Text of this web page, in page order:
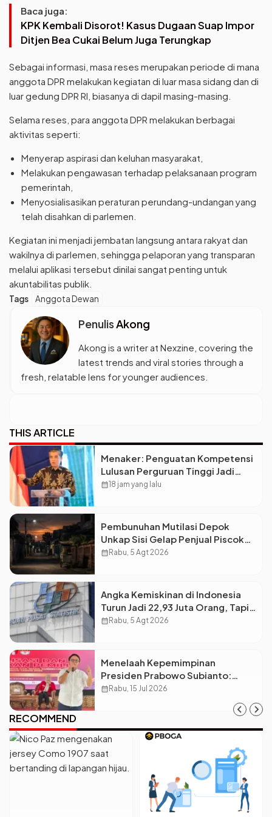
Baca juga:
KPK Kembali Disorot! Kasus Dugaan Suap Impor
Ditjen Bea Cukai Belum Juga Terungkap
Sebagai informasi, masa reses merupakan periode di mana
anggota DPR melakukan kegiatan di luar masa sidang dan di
luar gedung DPR RI, biasanya di dapil masing-masing.
Selama reses, para anggota DPR melakukan berbagai
aktivitas seperti:
Menyerap aspirasi dan keluhan masyarakat,
Melakukan pengawasan terhadap pelaksanaan program
pemerintah,
Menyosialisasikan peraturan perundang-undangan yang
telah disahkan di parlemen.
Kegiatan ini menjadi jembatan langsung antara rakyat dan
wakilnya di parlemen, sehingga pelaporan yang transparan
melalui aplikasi tersebut dinilai sangat penting untuk
akuntabilitas publik.
Tags Anggota Dewan
PenulisAkong
Akong is a writer at Nexzine, covering the
latest trends and viral stories through a
fresh, relatable lens for younger audiences.
THIS ARTICLE
Menaker: Penguatan Kompetensi
Lulusan Perguruan Tinggi Jadi
Kunci Menjawab Kebutuhan Dunia
calendar_month18 jam yang lalu
Pembunuhan Mutilasi Depok
Unkap Sisi Gelap Penjual Piscok
Berdarah Dingin
calendar_month Rabu, 5 Agt 2026
Angka Kemiskinan di Indonesia
Turun Jadi 22,93 Juta Orang, Tapi
Kenapa Ketimpangan Desa dan
calendar_month Rabu, 5 Agt 2026
Menelaah Kepemimpinan
Presiden Prabowo Subianto:
Antara Visi Besar, Implementasi,
calendar_month Rabu, 15 Jul 2026
RECOMMEND